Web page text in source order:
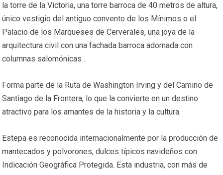
la torre de la Victoria, una torre barroca de 40 metros de altura,
único vestigio del antiguo convento de los Mínimos o el
Palacio de los Marqueses de Cerverales, una joya de la
arquitectura civil con una fachada barroca adornada con
columnas salomónicas .
Forma parte de la Ruta de Washington Irving y del Camino de
Santiago de la Frontera, lo que la convierte en un destino
atractivo para los amantes de la historia y la cultura.
Estepa es reconocida internacionalmente por la producción de
mantecados y polvorones, dulces típicos navideños con
Indicación Geográfica Protegida. Esta industria, con más de